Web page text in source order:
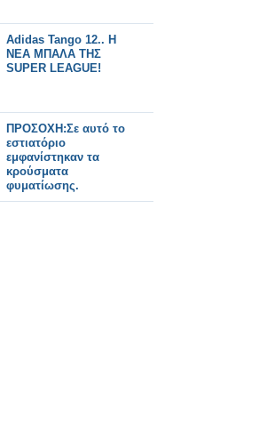
Adidas Tango 12.. H
ΝΕΑ ΜΠΑΛΑ ΤΗΣ
SUPER LEAGUE!
ΠΡΟΣΟΧΗ:Σε αυτό το
εστιατόριο
εμφανίστηκαν τα
κρούσματα
φυματίωσης.